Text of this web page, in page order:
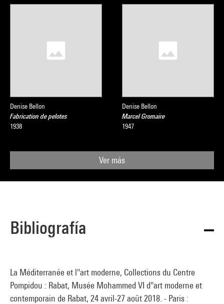
Denise Bellon
Fabrication de pelotes
1938
Denise Bellon
Marcel Gromaire
1947
Ver más
Bibliografía
La Méditerranée et l''art moderne, Collections du Centre
Pompidou : Rabat, Musée Mohammed VI d''art moderne et
contemporain de Rabat, 24 avril-27 août 2018. - Paris :